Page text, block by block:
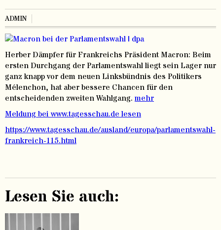
ADMIN
Herber Dämpfer für Frankreichs Präsident Macron: Beim
ersten Durchgang der Parlamentswahl liegt sein Lager nur
ganz knapp vor dem neuen Linksbündnis des Politikers
Mélenchon, hat aber bessere Chancen für den
entscheidenden zweiten Wahlgang. mehr
Meldung bei www.tagesschau.de lesen
https://www.tagesschau.de/ausland/europa/parlamentswahl-
frankreich-115.html
Lesen Sie auch: